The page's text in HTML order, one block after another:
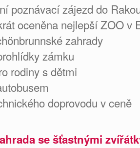
poznávací zájezd do
oceněna nejlepší ZOO v
zahrady
zámku
rodiny s dětmi
doprovodu v ceně
se šťastnými